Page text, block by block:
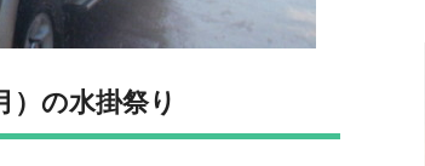
）の水掛祭り